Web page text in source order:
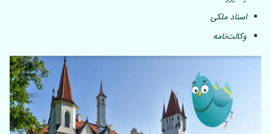
اسناد ملکی
وکالت‌نامه